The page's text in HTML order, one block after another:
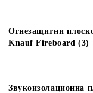
Огнезащитни
Knauf Fireboard (3)
Звукоизолационна